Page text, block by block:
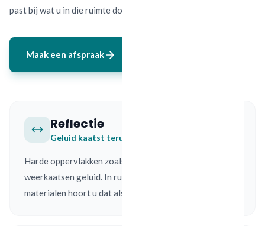
past bij wat u in die ruimte doet.
Maak een afspraak
Reflectie
Geluid kaatst terug
Harde oppervlakken zoals glas, beton en tegels
weerkaatsen geluid. In ruimtes met veel harde
materialen hoort u dat als galm, echo of een holle klank.